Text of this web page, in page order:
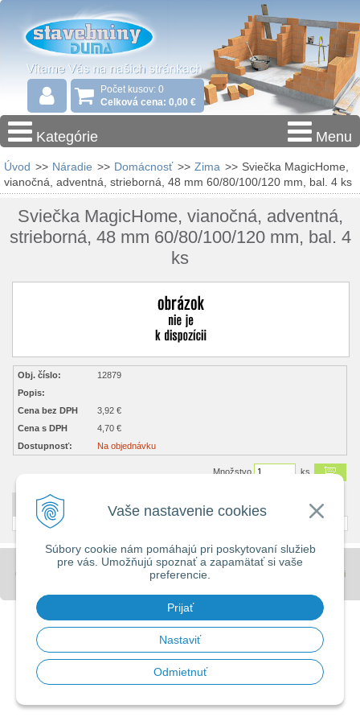
Vaše nastavenie cookies
Súbory cookie nám pomáhajú pri poskytovaní služieb
pre vás. Umožňujú spoznať a zapamätať si vaše
preferencie.
Prijať
Nastaviť
Odmietnuť
Počet kusov: 0
Celková cena: 0,00 €
Kategórie Menu
Úvod >> Náradie >> Domácnosť >> Zima >> Sviečka MagicHome,
vianočná, adventná, strieborná, 48 mm 60/80/100/120 mm, bal. 4 ks
Sviečka MagicHome, vianočná, adventná,
strieborná, 48 mm 60/80/100/120 mm, bal. 4
ks
Obj. číslo:
12879
Popis:
Cena bez DPH
3,92 €
Cena s DPH
4,70 €
Dostupnosť:
Na objednávku
Množstvo ks
DETAILNÝ POPIS
© 2026 Stavebniny - DUMA • tvorba eshopu cez UNIobchod
spoločnosti